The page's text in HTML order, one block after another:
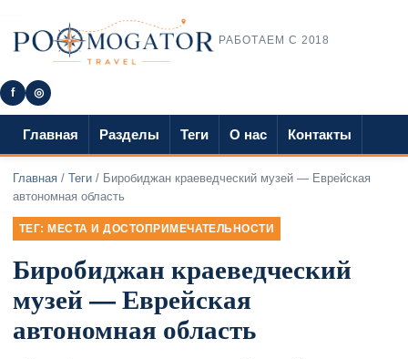
РАБОТАЕМ С 2018
f ◎
Главная Разделы Теги О нас Контакты
Главная / Теги / Биробиджан краеведческий музей — Еврейская
автономная область
ТЕГ: МЕСТА И ДОСТОПРИМЕЧАТЕЛЬНОСТИ
Биробиджан краеведческий
музей — Еврейская
автономная область